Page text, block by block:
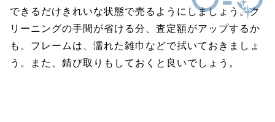
できるだけきれいな状態で売るようにしましょう。ク
リーニングの手間が省ける分、査定額がアップするか
も。フレームは、濡れた雑巾などで拭いておきましょ
う。また、錆び取りもしておくと良いでしょう。